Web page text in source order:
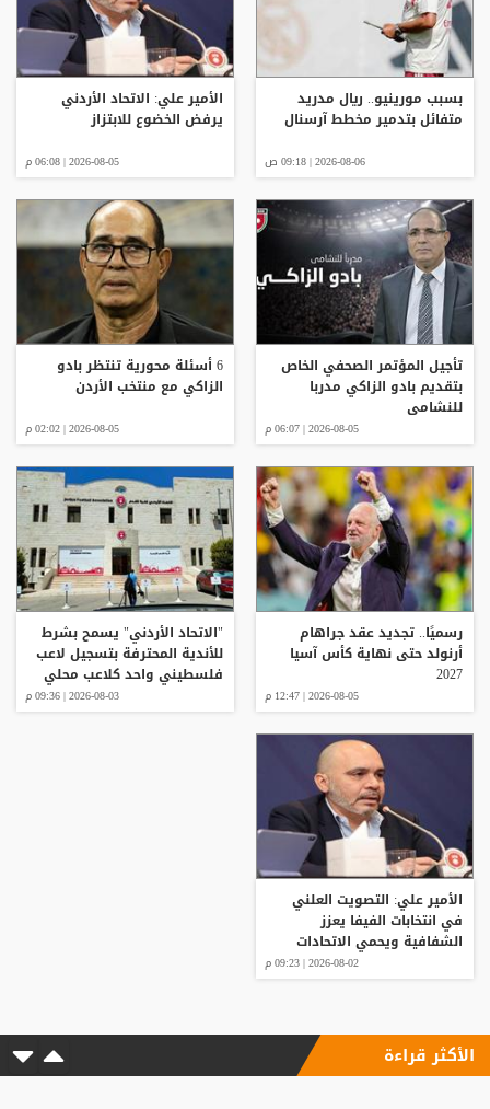
بسبب مورينيو.. ريال مدريد
متفائل بتدمير مخطط آرسنال
2026-08-06 | 09:18 ص
الأمير علي: الاتحاد الأردني
يرفض الخضوع للابتزاز
2026-08-05 | 06:08 م
تأجيل المؤتمر الصحفي الخاص
بتقديم بادو الزاكي مدربا
للنشامى
2026-08-05 | 06:07 م
6 أسئلة محورية تنتظر بادو
الزاكي مع منتخب الأردن
2026-08-05 | 02:02 م
رسميًا.. تجديد عقد جراهام
أرنولد حتى نهاية كأس آسيا
2027
2026-08-05 | 12:47 م
"الاتحاد الأردني" يسمح بشرط
للأندية المحترفة بتسجيل لاعب
فلسطيني واحد كلاعب محلي
2026-08-03 | 09:36 م
الأمير علي: التصويت العلني
في انتخابات الفيفا يعزز
الشفافية ويحمي الاتحادات
2026-08-02 | 09:23 م
الأكثر قراءة